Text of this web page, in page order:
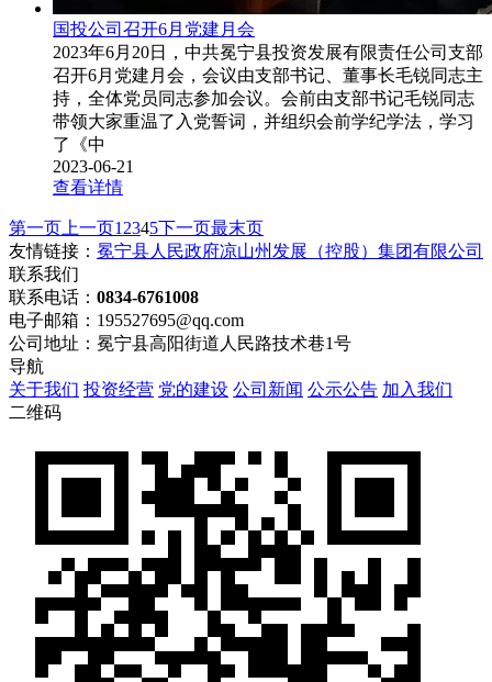
国投公司召开6月党建月会
2023年6月20日，中共冕宁县投资发展有限责任公司支部
召开6月党建月会，会议由支部书记、董事长毛锐同志主
持，全体党员同志参加会议。会前由支部书记毛锐同志
带领大家重温了入党誓词，并组织会前学纪学法，学习
了《中
2023-06-21
查看详情
第一页 上一页1 2345下一页最末页
友情链接： 冕宁县人民政府凉山州发展（控股）集团有限公司
联系我们
联系电话： 0834-6761008
电子邮箱：195527695@qq.com
公司地址：冕宁县高阳街道人民路技术巷1号
导航
关于我们 投资经营 党的建设 公司新闻 公示公告 加入我们
二维码